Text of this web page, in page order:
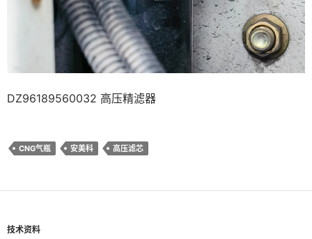
DZ96189560032 高压精滤器
CNG气瓶 安美科 高压滤芯
技术资料